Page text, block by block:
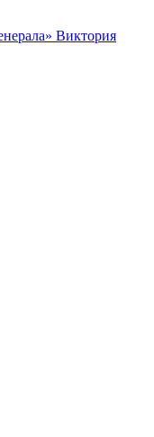
Виктория